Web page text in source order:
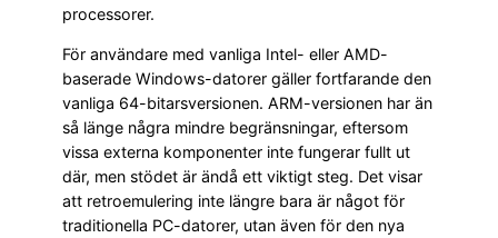
processorer.
För användare med vanliga Intel- eller AMD-
baserade Windows-datorer gäller fortfarande den
vanliga 64-bitarsversionen. ARM-versionen har än
så länge några mindre begränsningar, eftersom
vissa externa komponenter inte fungerar fullt ut
där, men stödet är ändå ett viktigt steg. Det visar
att retroemulering inte längre bara är något för
traditionella PC-datorer, utan även för den nya